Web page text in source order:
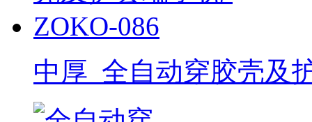
中厚_全自动穿胶壳及